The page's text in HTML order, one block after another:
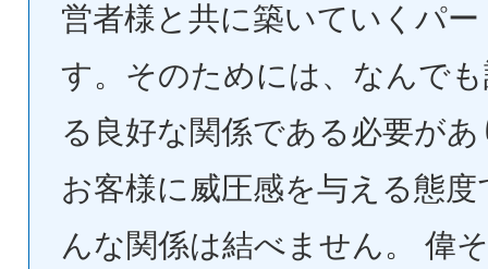
営者様と共に築いていくパ
す。そのためには、なんで
る良好な関係である必要が
お客様に威圧感を与える態度
んな関係は結べません。 偉